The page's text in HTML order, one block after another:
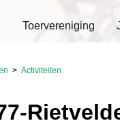
Toervereniging
Activiteiten